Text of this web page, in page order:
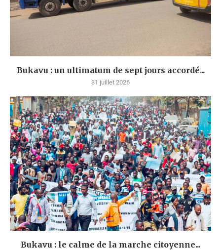
Bukavu : un ultimatum de sept jours accordé...
31 juillet 2026
Bukavu : le calme de la marche citoyenne...